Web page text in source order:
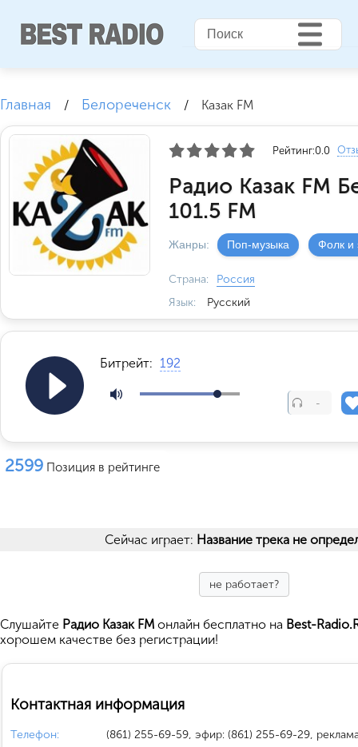
Главная / Белореченск / Казак FM
Рейтинг:0.0
Радио Казак FM
101.5 FM
Жанры: Поп-музыка Фолк и
Страна:
Россия
Язык:
Русский
Битрейт: 192
-
2599 Позиция в рейтинге
Сейчас играет: Название трека не
не работает?
Cлушайте Радио Казак FM онлайн бесплатно на Best-
хорошем качестве без регистрации!
Контактная информация
Телефон:
(861) 255-69-59, эфир: (861) 255-69-29,